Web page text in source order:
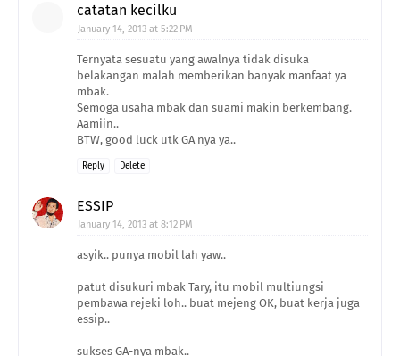
catatan kecilku
January 14, 2013 at 5:22 PM
Ternyata sesuatu yang awalnya tidak disuka
belakangan malah memberikan banyak manfaat ya
mbak.
Semoga usaha mbak dan suami makin berkembang.
Aamiin..
BTW, good luck utk GA nya ya..
Reply Delete
ESSIP
January 14, 2013 at 8:12 PM
asyik.. punya mobil lah yaw..
patut disukuri mbak Tary, itu mobil multiungsi
pembawa rejeki loh.. buat mejeng OK, buat kerja juga
essip..
sukses GA-nya mbak..